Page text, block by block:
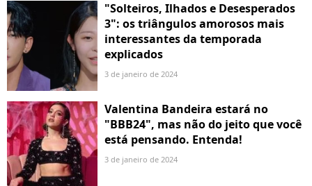
"Solteiros, Ilhados e Desesperados
3": os triângulos amorosos mais
interessantes da temporada
explicados
3 de janeiro de 2024
Valentina Bandeira estará no
"BBB24", mas não do jeito que você
está pensando. Entenda!
3 de janeiro de 2024